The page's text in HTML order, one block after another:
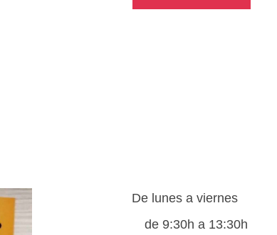
De lunes a viernes
de 9:30h a 13:30h